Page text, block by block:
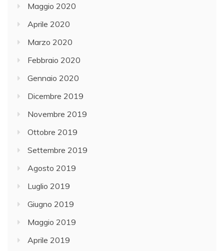
Maggio 2020
Aprile 2020
Marzo 2020
Febbraio 2020
Gennaio 2020
Dicembre 2019
Novembre 2019
Ottobre 2019
Settembre 2019
Agosto 2019
Luglio 2019
Giugno 2019
Maggio 2019
Aprile 2019